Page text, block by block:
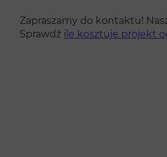
Zapraszamy do kontaktu!
Sprawdź ile kosztuje projekt